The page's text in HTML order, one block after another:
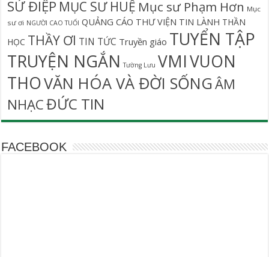
SỨ ĐIỆP MỤC SƯ HUỆ Mục sư Phạm Hơn Mục
sư ơi NGƯỜI CAO TUỔI QUẢNG CÁO THƯ VIỆN TIN LÀNH THẦN
HỌC THẦY ƠI TIN TỨC Truyền giáo TUYỂN TẬP
TRUYỆN NGẮN Tường Lưu VMIVUON
THOVĂN HÓA VÀ ĐỜI SỐNGÂM
NHẠCĐỨC TIN
FACEBOOK